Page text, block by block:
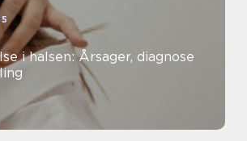
i halsen: Årsager, diagnose